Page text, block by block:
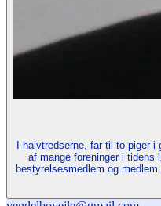
I halvtredserne, far til to piger
af mange foreninger i tidens
bestyrelsesmedlem og